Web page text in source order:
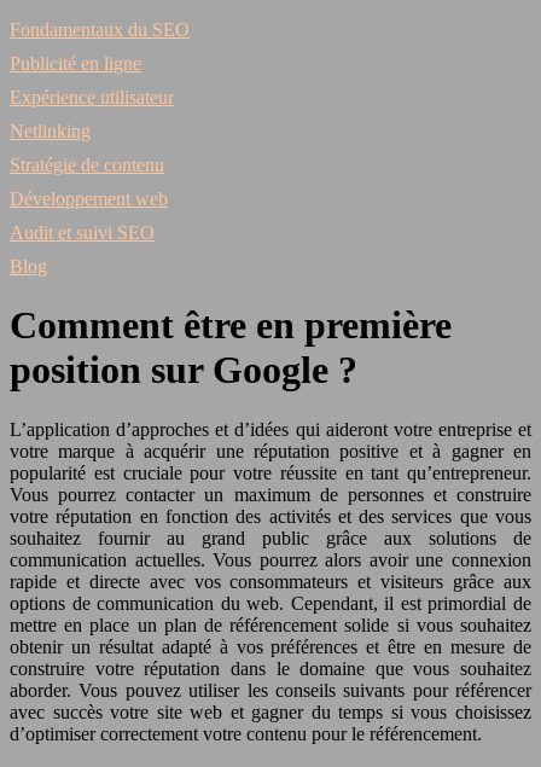
Fondamentaux du SEO
Publicité en ligne
Expérience utilisateur
Netlinking
Stratégie de contenu
Développement web
Audit et suivi SEO
Blog
Comment être en première
position sur Google ?
L’application d’approches et d’idées qui aideront votre entreprise et
votre marque à acquérir une réputation positive et à gagner en
popularité est cruciale pour votre réussite en tant qu’entrepreneur.
Vous pourrez contacter un maximum de personnes et construire
votre réputation en fonction des activités et des services que vous
souhaitez fournir au grand public grâce aux solutions de
communication actuelles. Vous pourrez alors avoir une connexion
rapide et directe avec vos consommateurs et visiteurs grâce aux
options de communication du web. Cependant, il est primordial de
mettre en place un plan de référencement solide si vous souhaitez
obtenir un résultat adapté à vos préférences et être en mesure de
construire votre réputation dans le domaine que vous souhaitez
aborder. Vous pouvez utiliser les conseils suivants pour référencer
avec succès votre site web et gagner du temps si vous choisissez
d’optimiser correctement votre contenu pour le référencement.